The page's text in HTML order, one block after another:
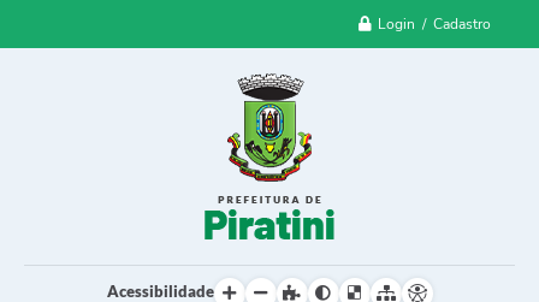
Login / Cadastro
Acessibilidade